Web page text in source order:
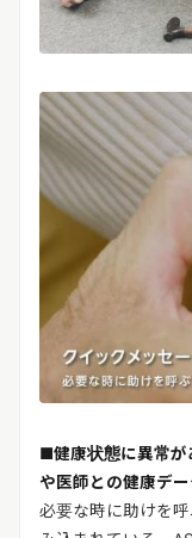
■健康状態に異常が
や医師との健康デ
必要な時に助けを